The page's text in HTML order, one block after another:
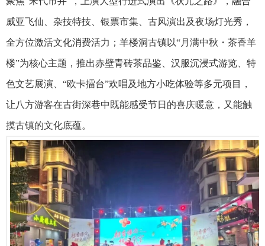
威亚飞仙、杂技特技、银票市集、古风演出及夜场灯光秀，
全方位激活文化消费活力；羊楼洞古镇以“月满中秋・茶香羊
楼”为核心主题，推出赤壁青砖茶品鉴、汉服沉浸式游览、特
色文艺展演、“欧卡擂台”欢唱及地方小吃体验等多元项目，
让八方游客在古街深巷中既能感受节日的喜庆暖意，又能触
摸古镇的文化底蕴。